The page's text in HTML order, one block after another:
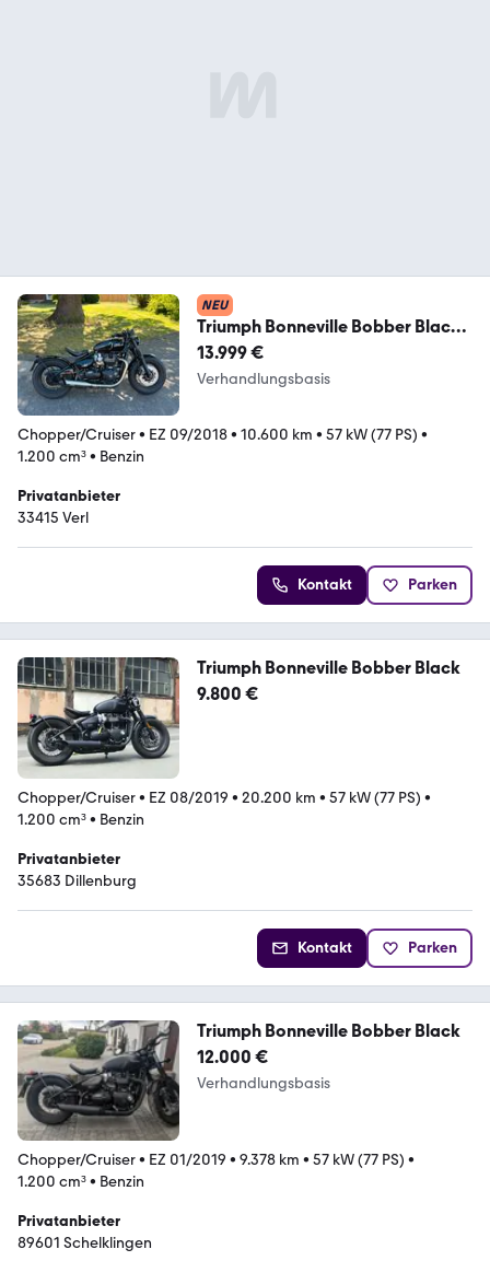
NEU
Triumph Bonneville Bobber Black
(Dr.Jekyll&Mr.Hyde AGA)
13.999 €
Verhandlungsbasis
Chopper/Cruiser• EZ 09/2018• 10.600 km • 57 kW (77 PS) •
1.200 cm³• Benzin
Privatanbieter
33415 Verl
Kontakt Parken
Triumph Bonneville Bobber Black
9.800 €
Chopper/Cruiser• EZ 08/2019 • 20.200 km • 57 kW (77 PS) •
1.200 cm³• Benzin
Privatanbieter
35683 Dillenburg
Kontakt Parken
Triumph Bonneville Bobber Black
12.000 €
Verhandlungsbasis
Chopper/Cruiser• EZ 01/2019 • 9.378 km • 57 kW (77 PS) •
1.200 cm³• Benzin
Privatanbieter
89601 Schelklingen